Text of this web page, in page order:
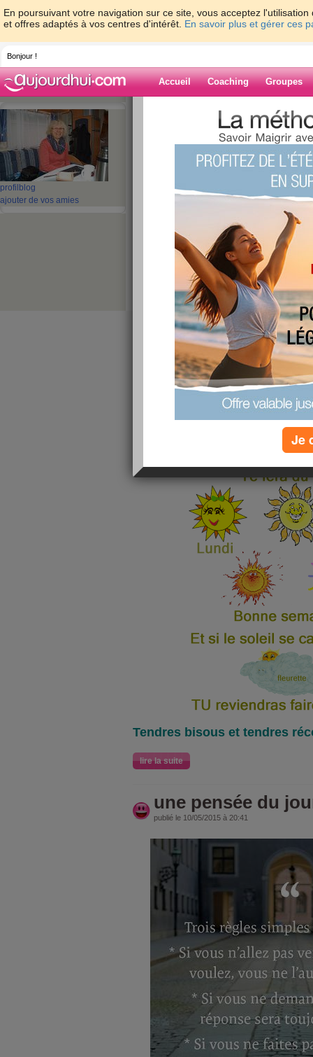
En poursuivant votre navigation sur ce site, vous acceptez
et offres adaptés à vos centres d'intérêt. En savoir plus et gérer ces
Bonjour !
Accueil Coaching Groupes
profil blog
ajouter de vos amies
>
Blog de maya-
21 - 30 31 - 40 41 - 50 51 -
‹ Préc. 21 22 23 24 25
Pour ma Béa
qui en ont
publié le 10/05/2015 à 20:48
Tendres bisous et tendres
lire la suite
une pensée du
publié le 10/05/2015 à 20:41
Je